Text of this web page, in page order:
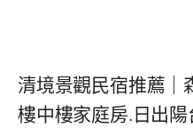
清境景觀民宿推薦｜
樓中樓家庭房.日出陽